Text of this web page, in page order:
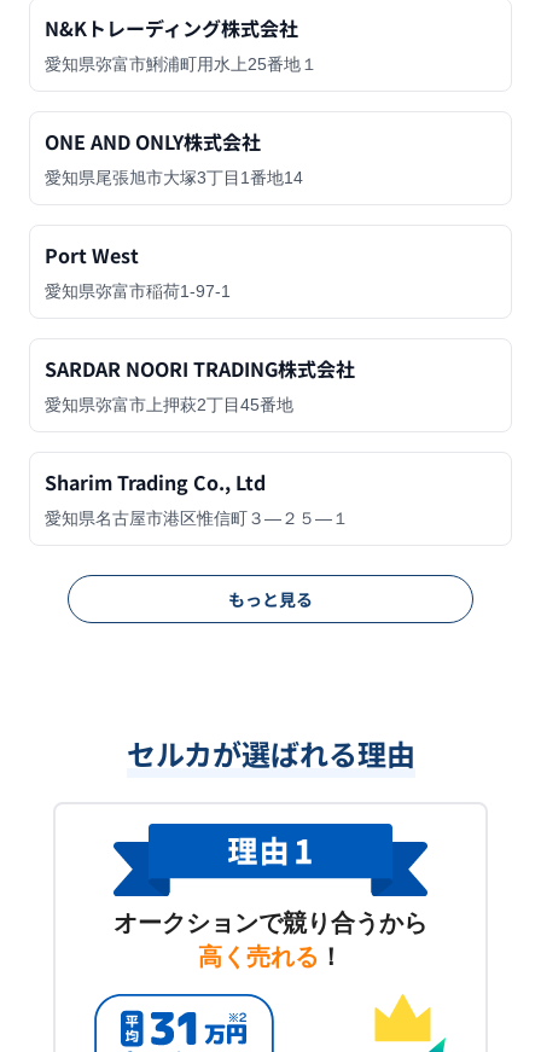
N&Kトレーディング株式会社
愛知県弥富市鯏浦町用水上25番地１
ONE AND ONLY株式会社
愛知県尾張旭市大塚3丁目1番地14
Port West
愛知県弥富市稲荷1-97-1
SARDAR NOORI TRADING株式会社
愛知県弥富市上押萩2丁目45番地
Sharim Trading Co., Ltd
愛知県名古屋市港区惟信町３―２５―１
もっと見る
セルカが選ばれる理由
オークションで競り合うから
高く売れる ！